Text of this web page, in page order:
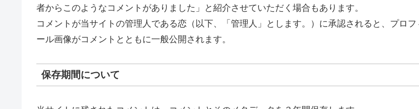
者からこのようなコメントがありました」と紹介させていただく場合もあります。
コメントが当サイトの管理人である恋（以下、「管理人」とします。）に承認されると、プロフ
ール画像がコメントとともに一般公開されます。
保存期間について